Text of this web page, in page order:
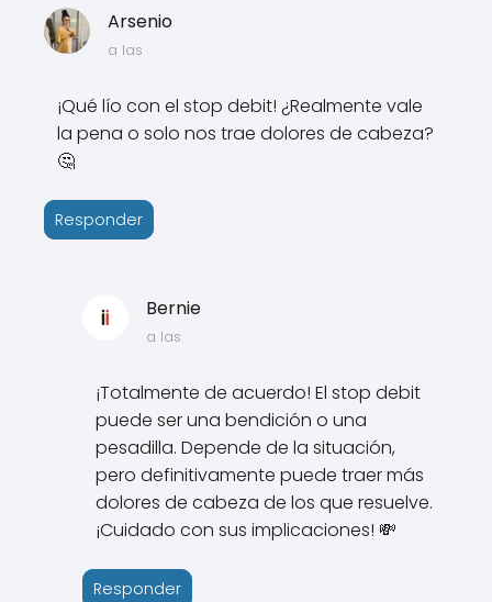
Arsenio
a las
¡Qué lío con el stop debit! ¿Realmente vale
la pena o solo nos trae dolores de cabeza?
🤔
Responder
Bernie
a las
¡Totalmente de acuerdo! El stop debit
puede ser una bendición o una
pesadilla. Depende de la situación,
pero definitivamente puede traer más
dolores de cabeza de los que resuelve.
¡Cuidado con sus implicaciones! 💸
Responder